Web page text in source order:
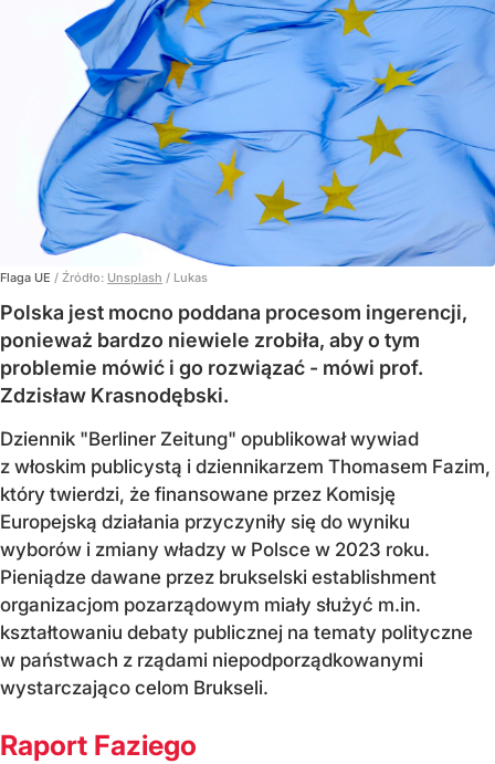
Flaga UE / Źródło: Unsplash / Lukas
Polska jest mocno poddana procesom ingerencji,
ponieważ bardzo niewiele zrobiła, aby o tym
problemie mówić i go rozwiązać - mówi prof.
Zdzisław Krasnodębski.
Dziennik "Berliner Zeitung" opublikował wywiad
z włoskim publicystą i dziennikarzem Thomasem Fazim,
który twierdzi, że finansowane przez Komisję
Europejską działania przyczyniły się do wyniku
wyborów i zmiany władzy w Polsce w 2023 roku.
Pieniądze dawane przez brukselski establishment
organizacjom pozarządowym miały służyć m.in.
kształtowaniu debaty publicznej na tematy polityczne
w państwach z rządami niepodporządkowanymi
wystarczająco celom Brukseli.
Raport Faziego